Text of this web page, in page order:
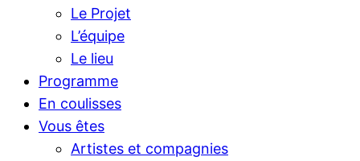
Le Projet
L’équipe
Le lieu
Programme
En coulisses
Vous êtes
Artistes et compagnies